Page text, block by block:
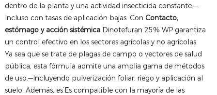
dentro de la planta y una actividad insecticida constante.—
Incluso con tasas de aplicación bajas. Con Contacto,
estómago y acción sistémica Dinotefuran 25% WP garantiza
un control efectivo en los sectores agrícolas y no agrícolas.
Ya sea que se trate de plagas de campo o vectores de salud
pública, esta fórmula admite una amplia gama de métodos
de uso.—Incluyendo pulverización foliar, riego y aplicación al
suelo. Además, es’Es compatible con la mayoría de las